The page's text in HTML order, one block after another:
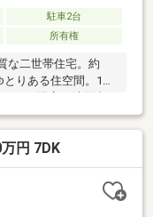
駐車2台
所有権
な二世帯住宅。約
りある住空間。1
もりと、プライバシ
い環境で、新しい生
円 7DK